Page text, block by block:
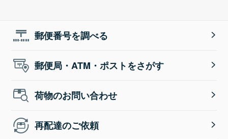
郵便番号を調べる
郵便局・ATM・ポストをさがす
荷物のお問い合わせ
再配達のご依頼